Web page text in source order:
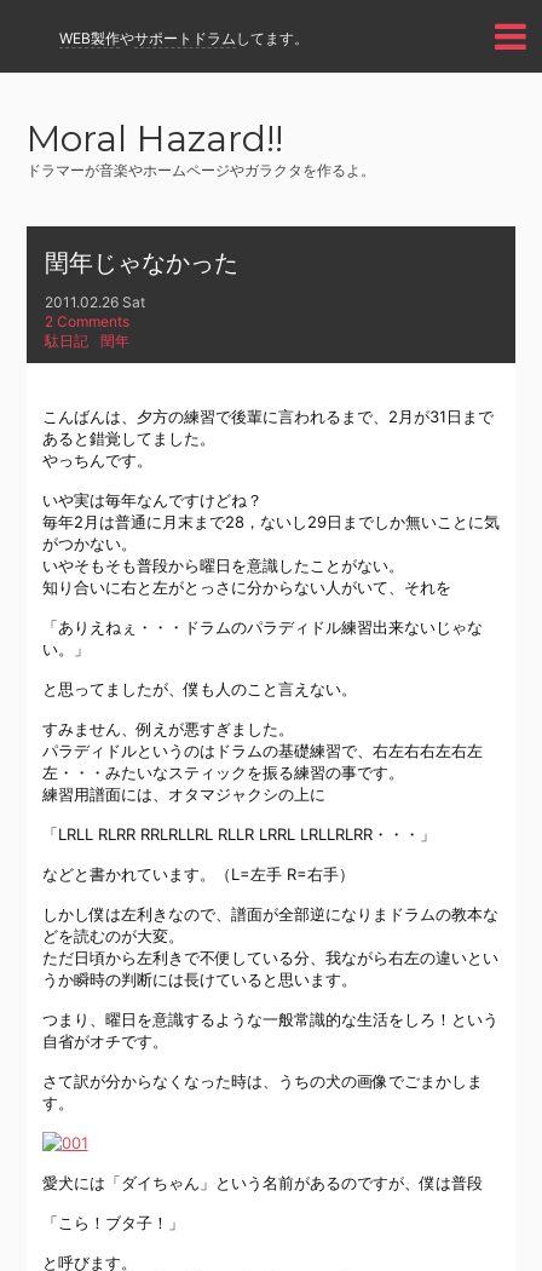
WEB製作やサポートドラム してます。
Moral Hazard!!
ドラマーが音楽やホームページやガラクタを作るよ。
閏年じゃなかった
2011.02.26 Sat
2 Comments
駄日記
閏年
こんばんは、夕方の練習で後輩に言われるまで、2月が31日まで
あると錯覚してました。
やっちんです。
いや実は毎年なんですけどね？
毎年2月は普通に月末まで28，ないし29日までしか無いことに気
がつかない。
いやそもそも普段から曜日を意識したことがない。
知り合いに右と左がとっさに分からない人がいて、それを
「ありえねぇ・・・ドラムのパラディドル練習出来ないじゃな
い。」
と思ってましたが、僕も人のこと言えない。
すみません、例えが悪すぎました。
パラディドルというのはドラムの基礎練習で、右左右右左右左
左・・・みたいなスティックを振る練習の事です。
練習用譜面には、オタマジャクシの上に
「LRLL RLRR RRLRLLRL RLLR LRRL LRLLRLRR・・・」
などと書かれています。（L=左手 R=右手）
しかし僕は左利きなので、譜面が全部逆になりまドラムの教本な
どを読むのが大変。
ただ日頃から左利きで不便している分、我ながら右左の違いとい
うか瞬時の判断には長けていると思います。
つまり、曜日を意識するような一般常識的な生活をしろ！という
自省がオチです。
さて訳が分からなくなった時は、うちの犬の画像でごまかしま
す。
愛犬には「ダイちゃん」という名前があるのですが、僕は普段
「こら！ブタ子！」
と呼びます。